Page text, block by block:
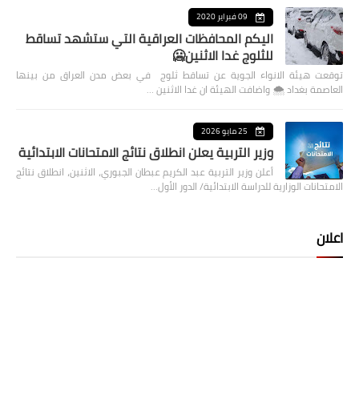
09 فبراير 2020
اليكم المحافظات العراقية التي ستشهد تساقط
للثلوج غدا الاثنين🥶
توقعت هيئة الانواء الجوية عن تساقط ثلوج في بعض مدن العراق من بينها
العاصمة بغداد ⁦🌨️⁩ واضافت الهيئة ان غدا الاثنين …
25 مايو 2026
وزير التربية يعلن انطلاق نتائج الامتحانات الابتدائية
أعلن وزير التربية عبد الكريم عبطان الجبوري، الاثنين، انطلاق نتائج
الامتحانات الوزارية للدراسة الابتدائية/ الدور الأول…
اعلان